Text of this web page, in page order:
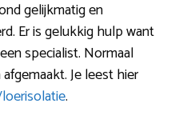
gelijkmatig en
Er is gelukkig hulp want
specialist. Normaal
Je leest hier
.